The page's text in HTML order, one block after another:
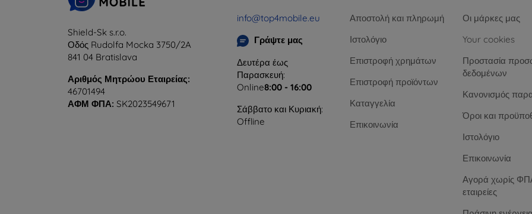
Shield-Sk s.r.o.
Οδός Rudolfa Mocka 3750/2A
841 04 Bratislava
Αριθμός Μητρώου Εταιρείας:
46701494
ΑΦΜ ΦΠΑ: SK2023549671
info@top4mobile.eu
Γράψτε μας
Δευτέρα έως
Παρασκευή:
Online8:00 - 16:00
Σάββατο και Κυριακή:
Offline
Αποστολή και πληρωμή
Ιστολόγιο
Επιστροφή χρημάτων
Επιστροφή προϊόντων
Καταγγελία
Επικοινωνία
Οι μάρκες μας
Your cookies
Προστασία
δεδομένων
Κανονισμός
Όροι και
Ιστολόγιο
Επικοινωνία
Αγορά χωρίς
εταιρείες